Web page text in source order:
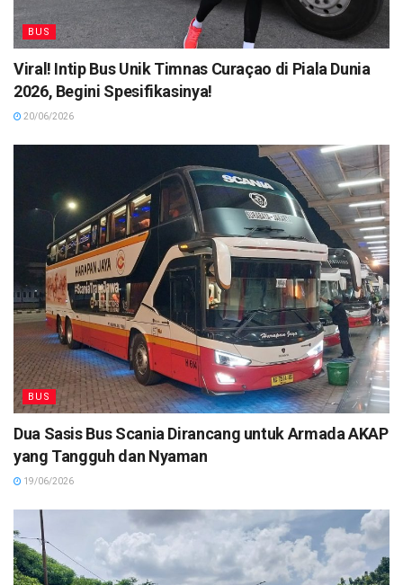
BUS
Viral! Intip Bus Unik Timnas Curaçao di Piala Dunia
2026, Begini Spesifikasinya!
20/06/2026
BUS
Dua Sasis Bus Scania Dirancang untuk Armada AKAP
yang Tangguh dan Nyaman
19/06/2026